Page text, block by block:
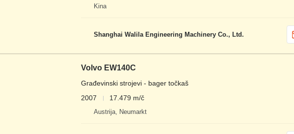
Kina
Shanghai Walila Engineering Machinery Co., Ltd.
Volvo EW140C
Građevinski strojevi - bager točkaš
2007
17.479 m/č
Austrija, Neumarkt